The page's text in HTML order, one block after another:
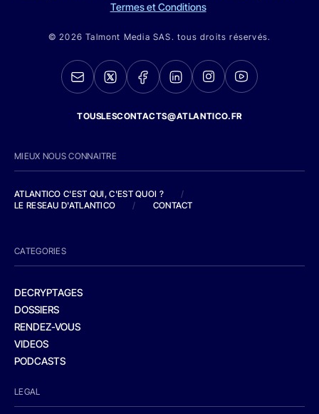
Termes et Conditions
© 2026 Talmont Media SAS. tous droits réservés.
TOUSLESCONTACTS@ATLANTICO.FR
MIEUX NOUS CONNAITRE
ATLANTICO C'EST QUI, C'EST QUOI ?
/
LE RESEAU D'ATLANTICO
/ CONTACT
CATEGORIES
DECRYPTAGES
DOSSIERS
RENDEZ-VOUS
VIDEOS
PODCASTS
LEGAL